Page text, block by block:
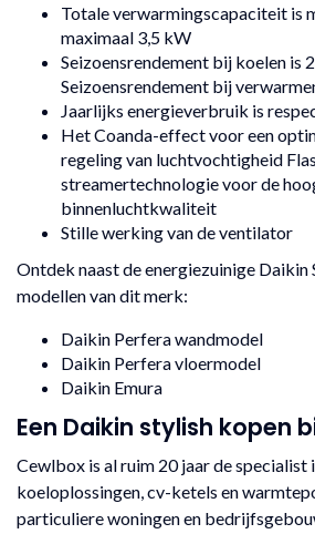
Totale verwarmingscapaciteit is
maximaal 3,5 kW
Seizoensrendement bij koelen is
Seizoensrendement bij
Jaarlijks energieverbruik is
Het Coanda-effect voor een
regeling van luchtvochtigheid
streamertechnologie voor de
binnenluchtkwaliteit
Stille werking van de ventilator
Ontdek naast de energiezuinige Daikin
modellen van dit merk:
Daikin Perfera wandmodel
Daikin Perfera vloermodel
Daikin Emura
Een Daikin stylish kopen
Cewlbox is al ruim 20 jaar de specialist
koeloplossingen, cv-ketels en
particuliere woningen en